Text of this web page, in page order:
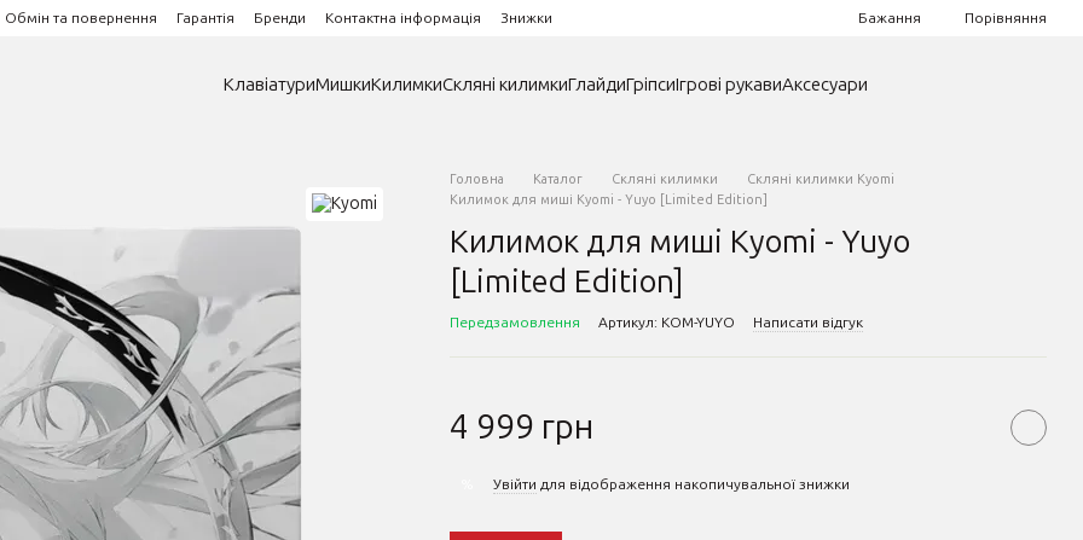
Обмін та повернення Гарантія Бренди Контактна інформація Знижки Бажання Порівняння
КлавіатуриМишкиКилимкиСкляні килимкиГлайдиГріпсиІгрові рукавиАксесуари
Головна Каталог Скляні килимки
Скляні килимки Kyomi
Килимок для миші Kyomi - Yuyo [Limited Edition]
Килимок для миші Kyomi - Yuyo
[Limited Edition]
Передзамовлення Артикул: KOM-YUYO Написати відгук
4 999 грн
Увійти для відображення накопичувальної знижки